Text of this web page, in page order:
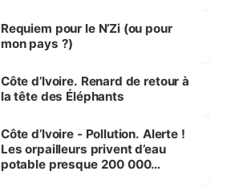
Requiem pour le N’Zi (ou pour
mon pays ?)
Côte d’Ivoire. Renard de retour à
la tête des Éléphants
Côte d’Ivoire - Pollution. Alerte !
Les orpailleurs privent d’eau
potable presque 200 000